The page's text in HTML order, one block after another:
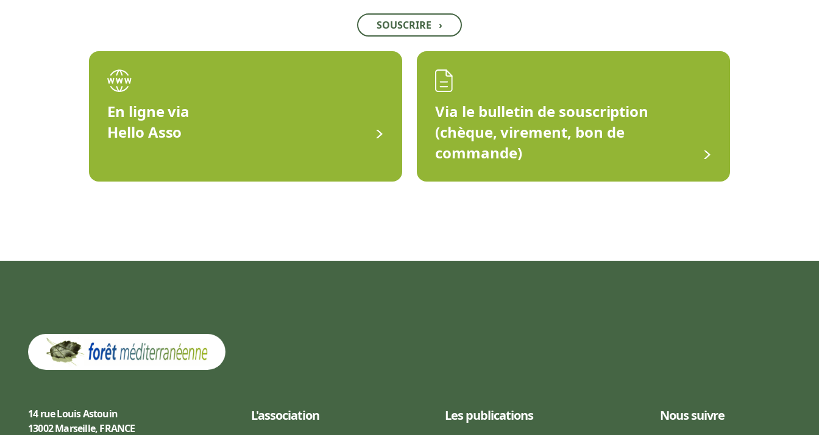
SOUSCRIRE ›
En ligne via
Hello Asso
Via le bulletin de souscription
(chèque, virement, bon de
commande)
14 rue Louis Astouin
13002 Marseille, FRANCE
L'association Les publications Nous suivre